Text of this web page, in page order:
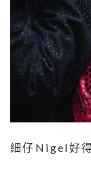
細仔Nigel好得